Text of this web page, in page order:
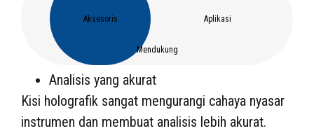
Aksesoris Aplikasi
Mendukung
Analisis yang akurat
Kisi holografik sangat mengurangi cahaya nyasar
instrumen dan membuat analisis lebih akurat.